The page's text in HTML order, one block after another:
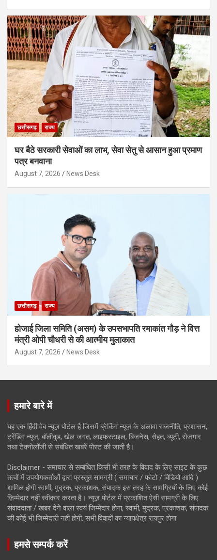
छत्तीसगढ़ राज्य
घर बैठे सरकारी सेवाओं का लाभ, सेवा सेतु से आसान हुआ प्रमाण
पत्र बनवाना
August 7, 2026 News Desk
छत्तीसगढ़ राज्य
होजाई जिला समिति (असम) के उपसभापति रमाकांत गौड़ ने वित्त
मंत्री ओपी चौधरी से की आत्मीय मुलाकात
August 7, 2026 News Desk
हमारे बारे में
यह एक हिंदी वेब न्यूज़ पोर्टल है जिसमें ब्रेकिंग न्यूज़ के अलावा राजनीति, प्रशासन,
ट्रेंडिंग न्यूज, बॉलीवुड, खेल जगत, लाइफस्टाइल, बिजनेस, सेहत, ब्यूटी, रोजगार
तथा टेक्नोलॉजी से संबंधित खबरें पोस्ट की जाती है।
Disclaimer - समाचार से सम्बंधित किसी भी तरह के विवाद के लिए साइट के कुछ
तत्वों में उपयोगकर्ताओं द्वारा प्रस्तुत सामग्री ( समाचार / फोटो / विडियो आदि )
शामिल होगी स्वामी, मुद्रक, प्रकाशक, संपादक इस तरह के सामग्रियों के लिए कोई
ज़िम्मेदार नहीं स्वीकार करता है। न्यूज़ पोर्टल में प्रकाशित ऐसी सामग्री के लिए
संवाददाता / खबर देने वाला स्वयं जिम्मेदार होगा, स्वामी, मुद्रक, प्रकाशक, संपादक
की कोई भी जिम्मेदारी नहीं होगी. सभी विवादों का न्यायक्षेत्र रायपुर होगा
हमसे सम्पर्क करें